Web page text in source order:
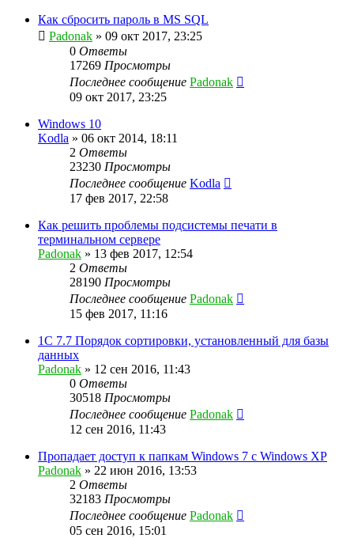
Как сбросить пароль в MS SQL
Padonak » 09 окт 2017, 23:25
0 Ответы
17269 Просмотры
Последнее сообщение Padonak
09 окт 2017, 23:25
Windows 10
Kodla » 06 окт 2014, 18:11
2 Ответы
23230 Просмотры
Последнее сообщение Kodla
17 фев 2017, 22:58
Как решить проблемы подсистемы печати в
терминальном сервере
Padonak » 13 фев 2017, 12:54
2 Ответы
28190 Просмотры
Последнее сообщение Padonak
15 фев 2017, 11:16
1С 7.7 Порядок сортировки, установленный для базы
данных
Padonak » 12 сен 2016, 11:43
0 Ответы
30518 Просмотры
Последнее сообщение Padonak
12 сен 2016, 11:43
Пропадает доступ к папкам Windows 7 с Windows XP
Padonak » 22 июн 2016, 13:53
2 Ответы
32183 Просмотры
Последнее сообщение Padonak
05 сен 2016, 15:01